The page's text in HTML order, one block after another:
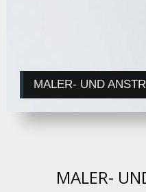
MALER- UND
MALER-